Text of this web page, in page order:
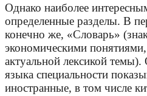
Однако наиболее
определенные разделы. В
конечно же, «Словарь»
экономическими
актуальной лексикой
языка специальности
иностранные, в том числе